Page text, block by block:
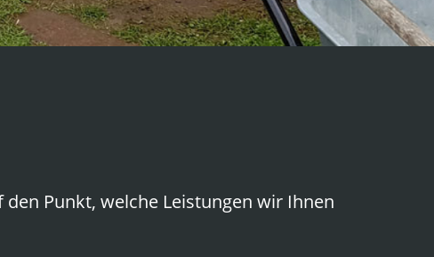
Punkt, welche Leistungen wir Ihnen